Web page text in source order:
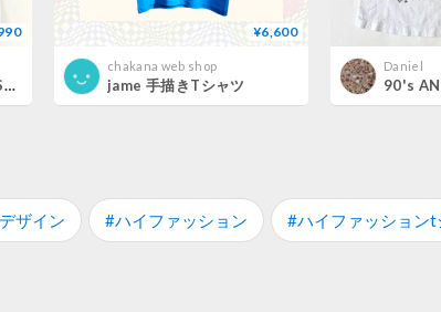
90's ONEITA "Richard Stine" Tシャツ Lサイズ
¥6,600
chakana web shop
jame 手描きTシャツ
Daniel
ザイン #ハイファッション #ハイファッションt